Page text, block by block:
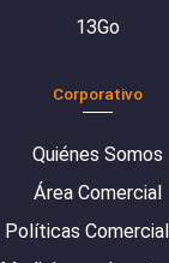
13Go
Corporativo
Quiénes Somos
Área Comercial
Políticas